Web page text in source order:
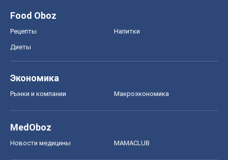
Food Oboz
Рецепты Напитки
Диеты
Экономика
Рынки и компании Mакроэкономика
MedOboz
Новости медицины MAMACLUB